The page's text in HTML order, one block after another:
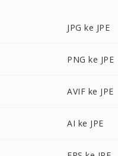
JPG ke JPE
PNG ke JPE
AVIF ke JPE
AI ke JPE